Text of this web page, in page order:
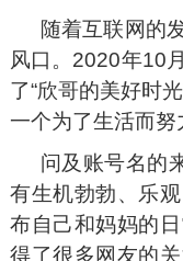
随着互联网的
风口。2020年10
了“欣哥的美好时
一个为了生活而努
问及账号名的
有生机勃勃、乐
布自己和妈妈的
得了很多网友的